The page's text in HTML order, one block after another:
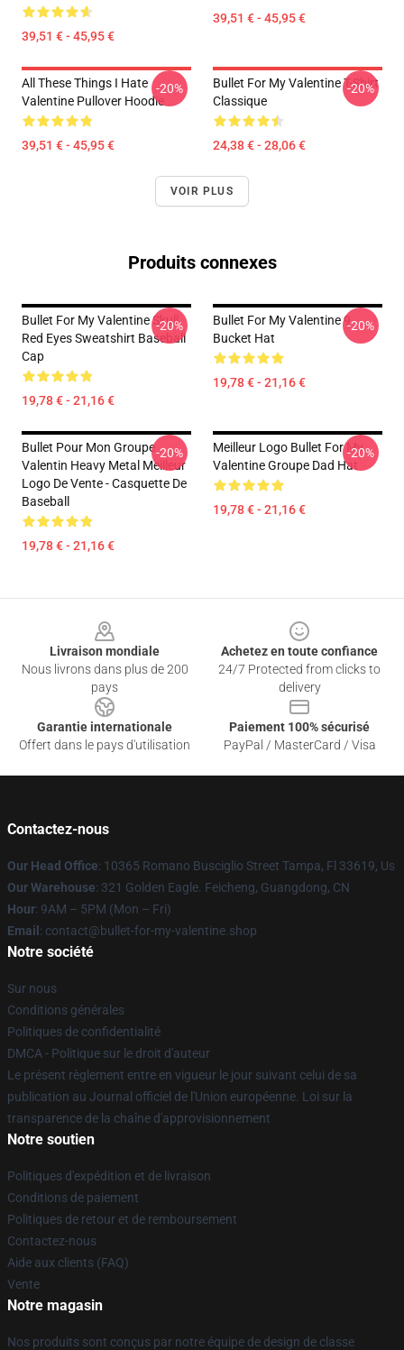
39,51 € - 45,95 €
39,51 € - 45,95 €
All These Things I Hate
Valentine Pullover Hoodie
39,51 € - 45,95 €
-20%
Bullet For My Valentine T-Shirt
Classique
24,38 € - 28,06 €
-20%
VOIR PLUS
Produits connexes
Bullet For My Valentine Skull
Red Eyes Sweatshirt Baseball
Cap
19,78 € - 21,16 €
-20%
Bullet For My Valentine 9
Bucket Hat
19,78 € - 21,16 €
-20%
Bullet Pour Mon Groupe
Valentin Heavy Metal Meilleur
Logo De Vente - Casquette De
Baseball
19,78 € - 21,16 €
-20%
Meilleur Logo Bullet For My
Valentine Groupe Dad Hat
19,78 € - 21,16 €
-20%
Livraison mondiale
Nous livrons dans plus de 200
pays
Achetez en toute confiance
24/7 Protected from clicks to
delivery
Garantie internationale
Offert dans le pays d'utilisation
Paiement 100% sécurisé
PayPal / MasterCard / Visa
Contactez-nous
Our Head Office: 10365 Romano Busciglio Street Tampa, Fl 33619, Us
Our Warehouse: 321 Golden Eagle. Feicheng, Guangdong, CN
Hour: 9AM – 5PM (Mon – Fri)
Email : contact@bullet-for-my-valentine.shop
Notre société
Sur nous
Conditions générales
Politiques de confidentialité
DMCA - Politique sur le droit d'auteur
Le présent règlement entre en vigueur le jour suivant celui de sa
publication au Journal officiel de l'Union européenne. Loi sur la
transparence de la chaîne d'approvisionnement
Notre soutien
Politiques d'expédition et de livraison
Conditions de paiement
Politiques de retour et de remboursement
Contactez-nous
Aide aux clients (FAQ)
Vente
Notre magasin
Nos produits sont conçus par notre équipe de design de classe